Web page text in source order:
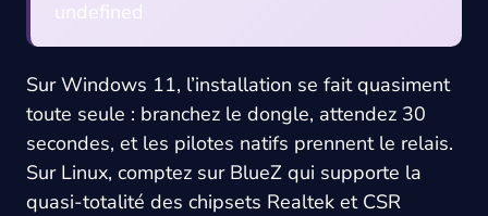
undefined
Sur Windows 11, l’installation se fait quasiment
toute seule : branchez le dongle, attendez 30
secondes, et les pilotes natifs prennent le relais.
Sur Linux, comptez sur BlueZ qui supporte la
quasi-totalité des chipsets Realtek et CSR